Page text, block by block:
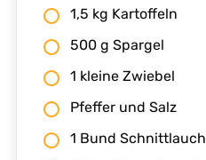
1,5 kg Kartoffeln
500 g Spargel
1 kleine Zwiebel
Pfeffer und Salz
1 Bund Schnittlauch